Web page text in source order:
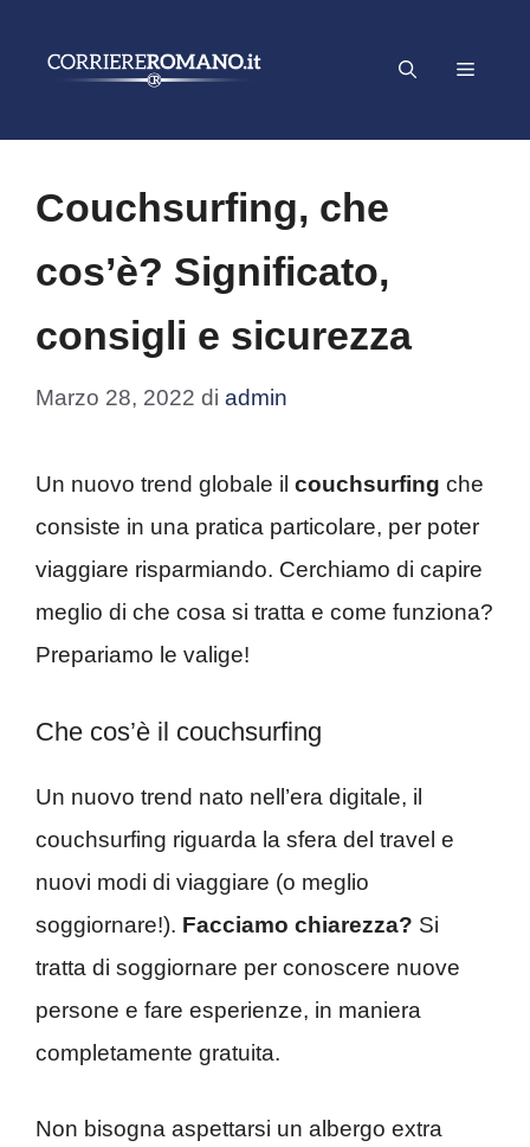
Menu
Couchsurfing, che
cos’è? Significato,
consigli e sicurezza
Marzo 28, 2022 di admin
Un nuovo trend globale il couchsurfing che
consiste in una pratica particolare, per poter
viaggiare risparmiando. Cerchiamo di capire
meglio di che cosa si tratta e come funziona?
Prepariamo le valige!
Che cos’è il couchsurfing
Un nuovo trend nato nell’era digitale, il
couchsurfing riguarda la sfera del travel e
nuovi modi di viaggiare (o meglio
soggiornare!). Facciamo chiarezza? Si
tratta di soggiornare per conoscere nuove
persone e fare esperienze, in maniera
completamente gratuita.
Non bisogna aspettarsi un albergo extra